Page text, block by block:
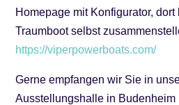
Homepage mit Konfigurator,
Traumboot selbst
https://viperpowerboats.com/
Gerne empfangen wir Sie in
Ausstellungshalle in